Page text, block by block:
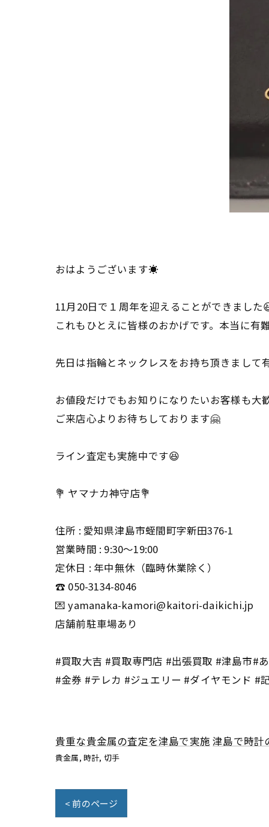
おはようございます☀
11月20日で１周年を迎えることができました
これもひとえに皆様のおかげです。本当に有
先日は指輪とネックレスをお持ち頂きまして
お値段だけでもお知りになりたいお客様も
ご来店心よりお待ちしております🤗
ライン査定も実施中です😆
💐 ヤマナカ神守店💐
住所 : 愛知県津島市蛭間町字新田376-1
営業時間 : 9:30〜19:00
定休日 : 年中無休（臨時休業除く）
☎️ 050-3134-8046
💌 yamanaka-kamori@kaitori-daikichi.jp
店舗前駐車場あり
#買取大吉 #買取専門店 #出張買取 #津島市#
#金券 #テレカ #ジュエリー #ダイヤモンド #
貴重な貴金属の査定を津島で実施 津島で時計
貴金属 時計 切手
< 前のページ